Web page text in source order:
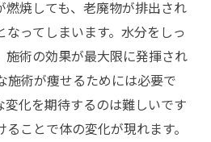
燃焼しても、老廃物が排出され
ってしまいます。水分をしっ
施術の効果が最大限に発揮され
施術が痩せるためには必要で
変化を期待するのは難しいです
ことで体の変化が現れます。